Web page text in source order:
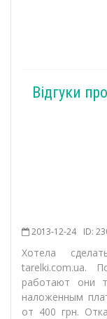
Відгуки
2013-12-24 ID:
Хотела
tarelki.com.ua.
работают они
наложенным
от 400 грн.